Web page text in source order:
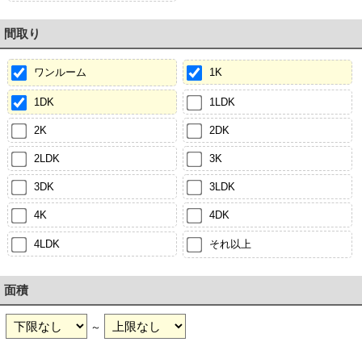
間取り
ワンルーム 1K
1DK 1LDK
2K 2DK
2LDK 3K
3DK 3LDK
4K 4DK
4LDK それ以上
面積
～